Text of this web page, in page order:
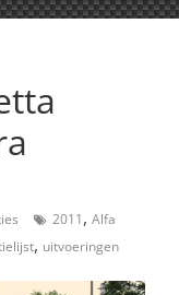
2011, Alfa
, uitvoeringen